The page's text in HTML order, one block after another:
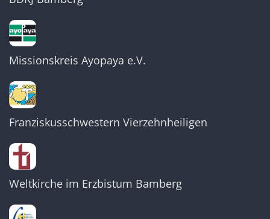
Missionskreis Ayopaya e.V.
Franziskusschwestern Vierzehnheiligen
Weltkirche im Erzbistum Bamberg